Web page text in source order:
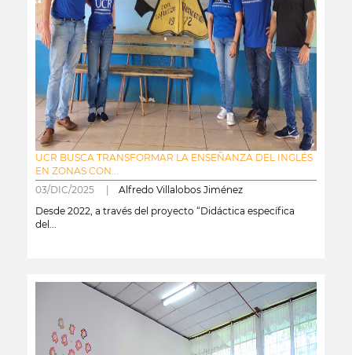
UCR BUSCA TRANSFORMAR LA ENSEÑANZA DEL INGLÉS
EN ZONAS CON...
03/DIC/2025 | Alfredo Villalobos Jiménez
Desde 2022, a través del proyecto “Didáctica específica
del...